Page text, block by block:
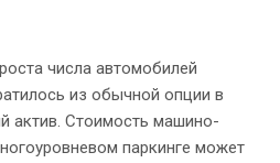
числа автомобилей
из обычной опции в
актив. Стоимость машино-
паркинге может